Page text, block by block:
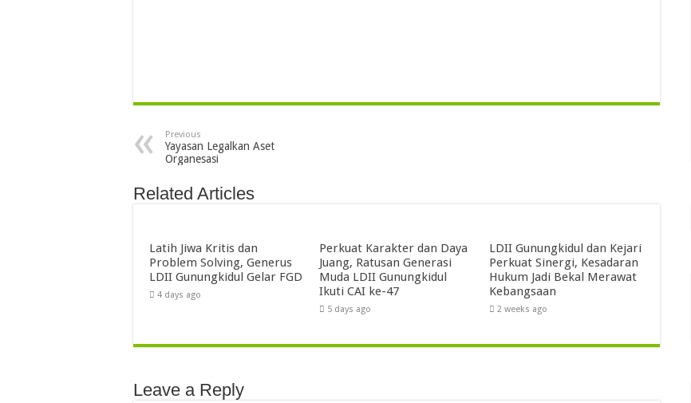
Previous
Yayasan Legalkan Aset
Organesasi
Related Articles
Latih Jiwa Kritis dan
Problem Solving, Generus
LDII Gunungkidul Gelar FGD
4 days ago
Perkuat Karakter dan Daya
Juang, Ratusan Generasi
Muda LDII Gunungkidul
Ikuti CAI ke-47
5 days ago
LDII Gunungkidul dan Kejari
Perkuat Sinergi, Kesadaran
Hukum Jadi Bekal Merawat
Kebangsaan
2 weeks ago
Leave a Reply